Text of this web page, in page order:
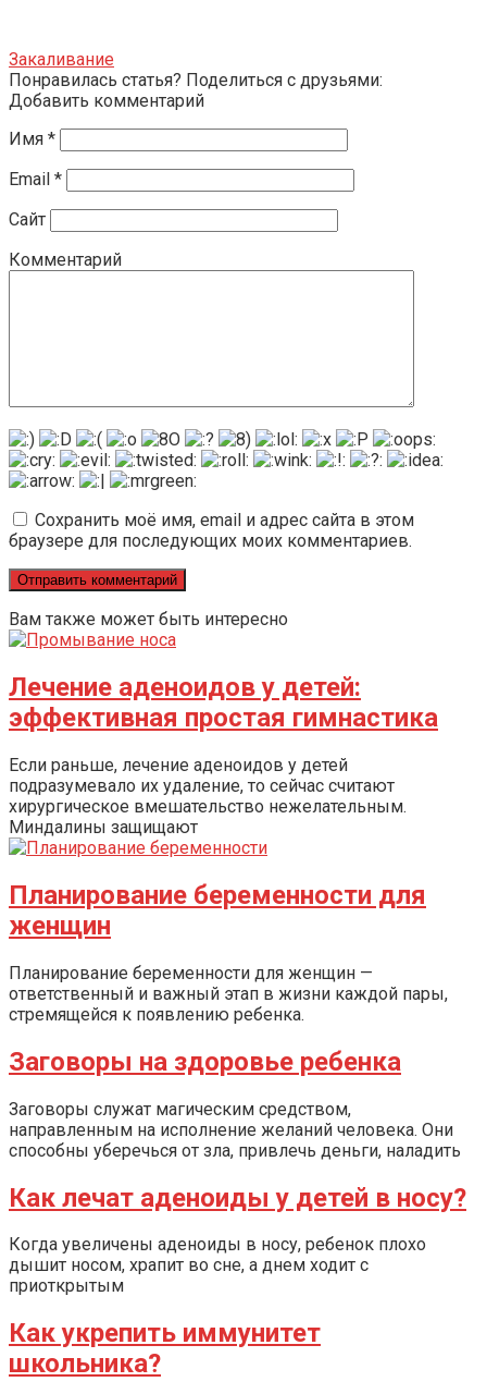
Закаливание
Понравилась статья? Поделиться с друзьями:
Добавить комментарий
Имя *
Email *
Сайт
Комментарий
Сохранить моё имя, email и адрес сайта в этом
браузере для последующих моих комментариев.
Вам также может быть интересно
Лечение аденоидов у детей:
эффективная простая гимнастика
Если раньше, лечение аденоидов у детей
подразумевало их удаление, то сейчас считают
хирургическое вмешательство нежелательным.
Миндалины защищают
Планирование беременности для
женщин
Планирование беременности для женщин —
ответственный и важный этап в жизни каждой пары,
стремящейся к появлению ребенка.
Заговоры на здоровье ребенка
Заговоры служат магическим средством,
направленным на исполнение желаний человека. Они
способны уберечься от зла, привлечь деньги, наладить
Как лечат аденоиды у детей в носу?
Когда увеличены аденоиды в носу, ребенок плохо
дышит носом, храпит во сне, а днем ходит с
приоткрытым
Как укрепить иммунитет
школьника?